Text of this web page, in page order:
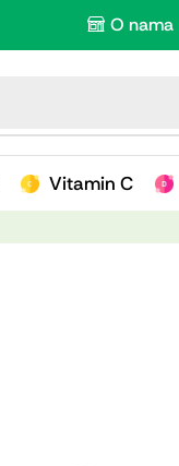
O nama
Vitamin C